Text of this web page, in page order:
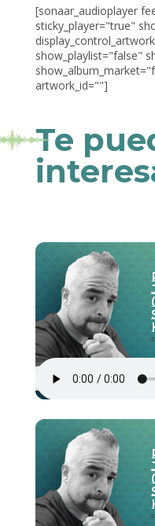
[sonaar_audioplayer
sticky_player="true"
show_playlist="false"
artwork_id=""]
Te